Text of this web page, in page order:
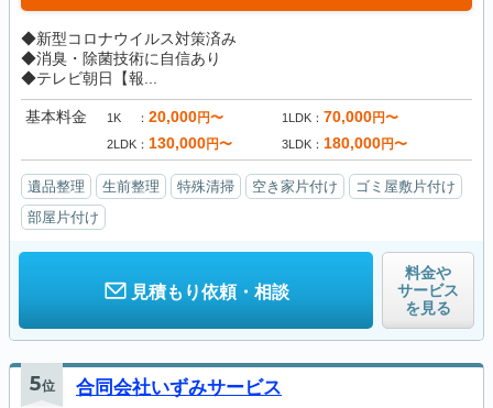
◆新型コロナウイルス対策済み
◆消臭・除菌技術に自信あり
◆テレビ朝日【報...
基本料金 1K 20,000円〜 1LDK 70,000円〜
2LDK 130,000円〜 3LDK 180,000円〜
遺品整理 生前整理 特殊清掃 空き家片付け
ゴミ屋敷片付け
部屋片付け
見積もり依頼・相談
料金や
サービス
を見る
5位 合同会社いずみサービス